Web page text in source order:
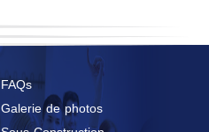
FAQs
Galerie de photos